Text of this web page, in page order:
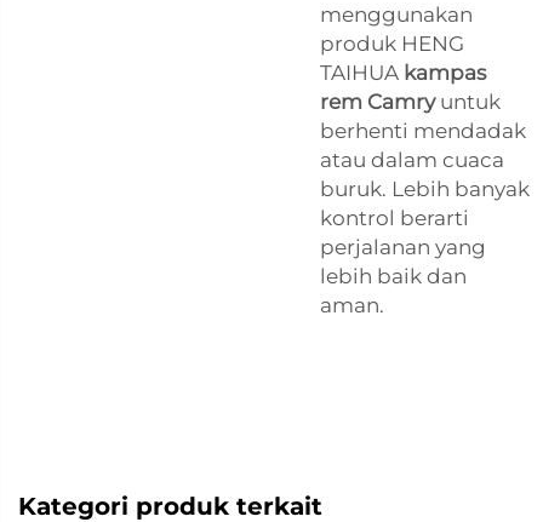
menggunakan
produk HENG
TAIHUA kampas
rem Camry untuk
berhenti mendadak
atau dalam cuaca
buruk. Lebih banyak
kontrol berarti
perjalanan yang
lebih baik dan
aman.
Kategori produk terkait